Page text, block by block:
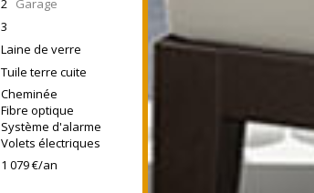
2 Garage
3
Laine de verre
Tuile terre cuite
Cheminée
Fibre optique
Système d'alarme
Volets électriques
1 079 €/an